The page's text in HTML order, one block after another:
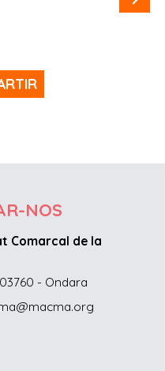
NOS
Comarcal de la
- Ondara